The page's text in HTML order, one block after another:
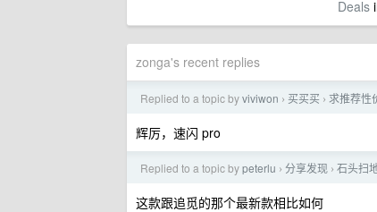
Deals
zonga's recent replies
Replied to a topic byviviwon › 买买买 › 求推荐性
辉厉，速闪 pro
Replied to a topic bypeterlu › 分享发现 › 石头扫
这款跟追觅的那个最新款相比如何